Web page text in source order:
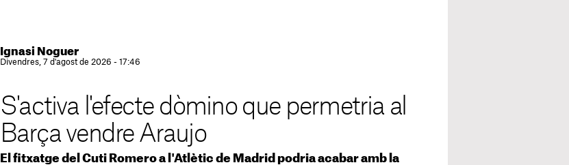
Ignasi Noguer
Divendres, 7 d'agost de 2026 - 17:46
S'activa l'efecte dòmino que permetria al
Barça vendre Araujo
El fitxatge del Cuti Romero a l'Atlètic de Madrid podria acabar amb la